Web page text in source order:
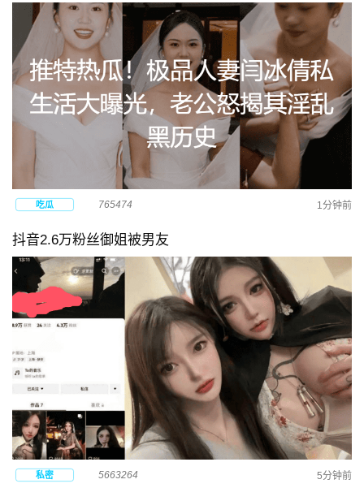
吃瓜 765474 1分钟前
抖音2.6万粉丝御姐被男友
私密 5663264 5分钟前